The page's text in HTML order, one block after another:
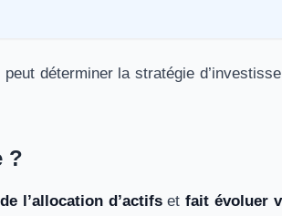
déterminer la stratégie
?
l’allocation d’actifsetfait évoluer